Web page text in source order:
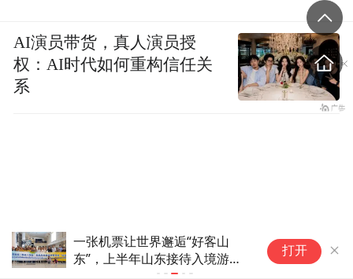
山
游客
利雅得航空与中国航信签署合作协议加强
互联互通
打开
AI演员带货，真人演员授
权：AI时代如何重构信任关
系